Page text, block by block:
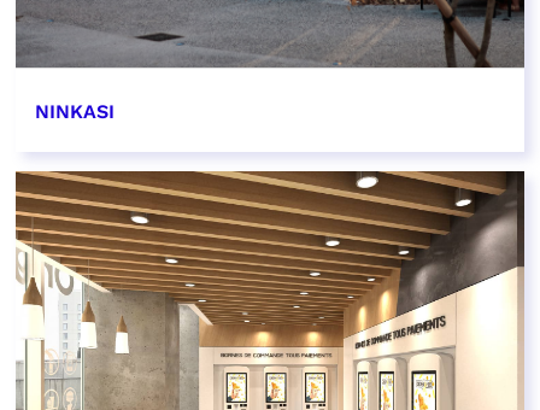
NINKASI
EN SAVOIR PLUS